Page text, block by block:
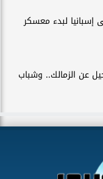
إسبانيا لبدء معسكر
عن الزمالك.. وشباب